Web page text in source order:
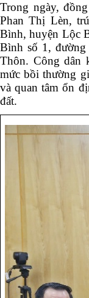
Trong ngày,
Phan Thị Lèn,
Bình, huyện Lộc
Bình số 1,
Thôn. Công dân
mức bồi thường
và quan tâm ổn
đất.